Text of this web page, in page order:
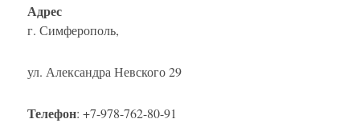
Адрес
г. Симферополь,
ул. Александра Невского 29
Телефон: +7-978-762-80-91